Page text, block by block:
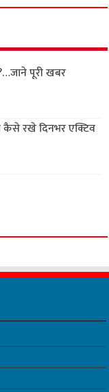
पूरी खबर
कैसे रखे दिनभर एक्टिव